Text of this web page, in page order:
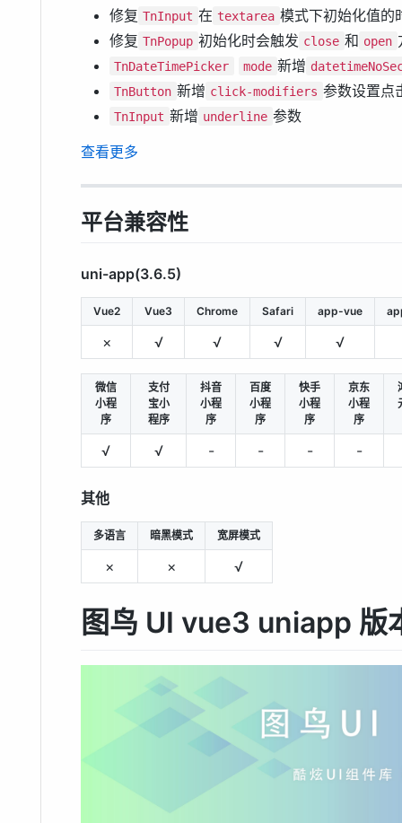
修复 TnInput 在 textarea 模式下初始化值的
修复 TnPopup 初始化时会触发 close 和 open
TnDateTimePicker mode 新增
TnButton 新增 click-modifiers 参数设置点
TnInput 新增 underline 参数
查看更多
平台兼容性
uni-app(3.6.5)
Vue2 Vue3 Chrome Safari app-vue
× √ √ √ √
微信
小程
序
支付
宝小
程序
抖音
小程
序
百度
小程
序
快手
小程
序
京东
小程
序
√ √ - - - -
其他
多语言 暗黑模式 宽屏模式
× × √
图鸟 UI vue3 uniapp 版